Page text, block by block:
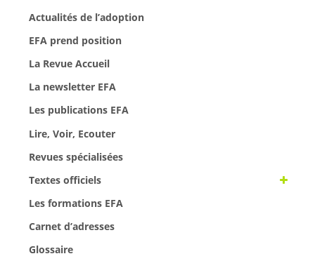
Actualités de l’adoption
EFA prend position
La Revue Accueil
La newsletter EFA
Les publications EFA
Lire, Voir, Ecouter
Revues spécialisées
Textes officiels
Les formations EFA
Carnet d’adresses
Glossaire